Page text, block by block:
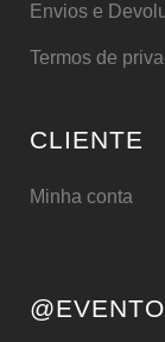
Envios e
Termos de
CLIENTE
Minha conta